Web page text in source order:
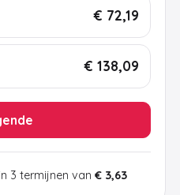
€ 72,19
€ 138,09
3 termijnen van € 3,63